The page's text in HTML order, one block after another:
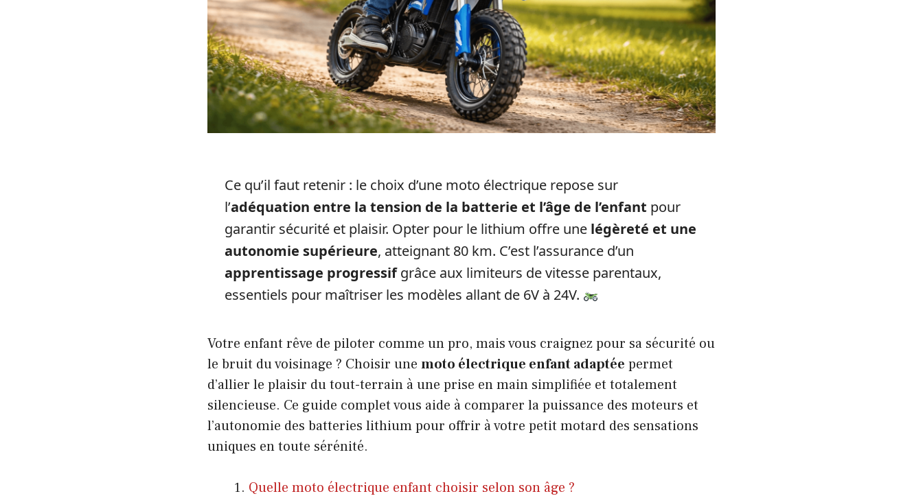
Ce qu’il faut retenir : le choix d’une moto électrique repose sur
l’adéquation entre la tension de la batterie et l’âge de l’enfant pour
garantir sécurité et plaisir. Opter pour le lithium offre une légèreté et une
autonomie supérieure, atteignant 80 km. C’est l’assurance d’un
apprentissage progressifgrâce aux limiteurs de vitesse parentaux,
essentiels pour maîtriser les modèles allant de 6V à 24V.
Votre enfant rêve de piloter comme un pro, mais vous craignez pour sa sécurité ou
le bruit du voisinage ? Choisir une moto électrique enfant adaptée permet
d’allier le plaisir du tout-terrain à une prise en main simplifiée et totalement
silencieuse. Ce guide complet vous aide à comparer la puissance des moteurs et
l’autonomie des batteries lithium pour offrir à votre petit motard des sensations
uniques en toute sérénité.
Quelle moto électrique enfant choisir selon son âge ?